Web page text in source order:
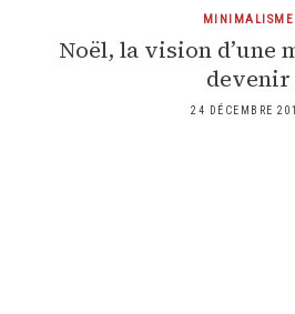
MINIMALISME
Noël, la vision d’une
devenir
24 DÉCEMBRE